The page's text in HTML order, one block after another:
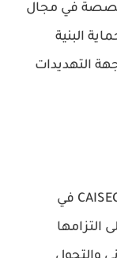
في مجال
البنية
التهديدات
وتأتي رعاية «إي فاينانس» لقمة CAISEC 2026 في
التزامها